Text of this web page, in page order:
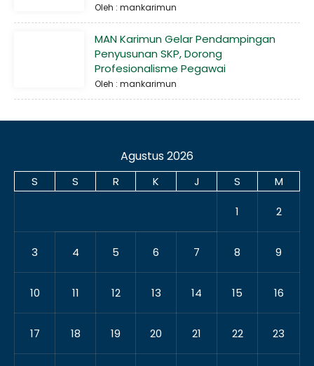
Oleh : mankarimun
MAN Karimun Gelar Pendampingan
Penyusunan SKP, Dorong
Profesionalisme Pegawai
Oleh : mankarimun
Agustus 2026
S S R K J S M
1 2
3 4 5 6 7 8 9
10 11 12 13 14 15 16
17 18 19 20 21 22 23